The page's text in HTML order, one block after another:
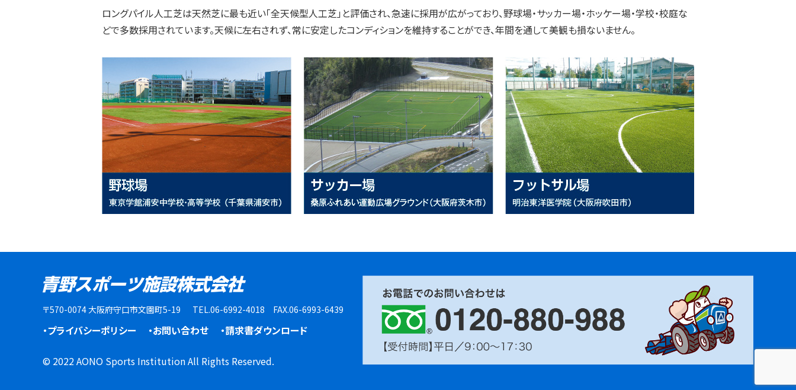
ロングパイル人工芝は天然芝に最も近い「全天候型人工芝」と評価され、急速に採用が広がっており、野球場・サッカー場・ホッケー場・学校・校庭な
どで多数採用されています。天候に左右されず、常に安定したコンディションを維持することができ、年間を通して美観も損ないません。
〒570-0074 大阪府守口市文園町5-19 TEL.06-6992-4018 FAX.06-6993-6439
・プライバシーポリシー ・お問い合わせ ・請求書ダウンロード
© 2022 AONO Sports Institution All Rights Reserved.